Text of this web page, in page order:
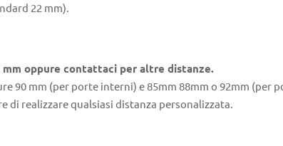
22 mm).
mm oppure contattaci per altre distanze.
90 mm (per porte interni) e 85mm 88mm o 92mm (per
di realizzare qualsiasi distanza personalizzata.